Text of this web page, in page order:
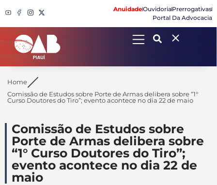
AnuidadeOuvidoriaPrerrogativas
Portal Da Advocacia
Search
Home
Comissão de Estudos sobre Porte de Armas delibera sobre “1°
Curso Doutores do Tiro”; evento acontece no dia 22 de maio
Comissão de Estudos sobre
Porte de Armas delibera sobre
“1° Curso Doutores do Tiro”;
evento acontece no dia 22 de
maio